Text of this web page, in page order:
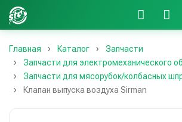
Главная Каталог
Запчасти
Запчасти для электромеханического
Запчасти для мясорубок/колбасных
Клапан выпуска воздуха Sirman